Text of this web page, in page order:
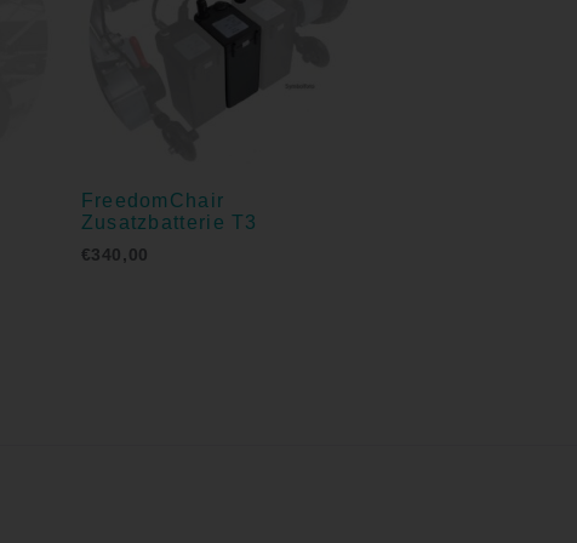
FreedomChair
Zusatzbatterie T3
€340,00